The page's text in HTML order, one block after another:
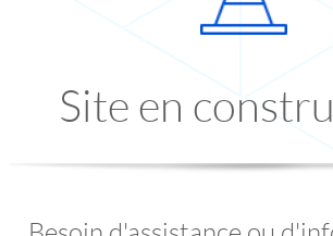
Site en